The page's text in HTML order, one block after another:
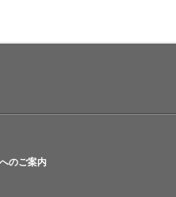
のご案内